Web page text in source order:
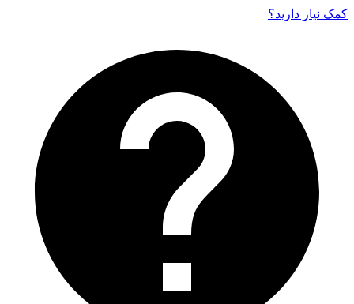
کمک نیاز دارید‌؟